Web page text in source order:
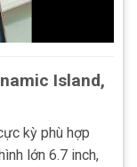
Island,
kỳ phù hợp
lớn 6.7 inch,